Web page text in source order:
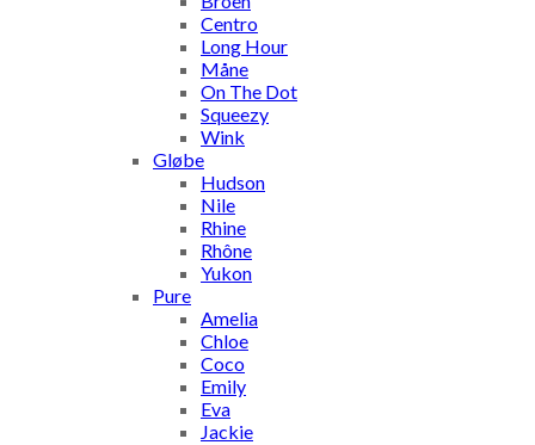
Centro
Long Hour
Måne
On The Dot
Squeezy
Wink
Gløbe
Hudson
Nile
Rhine
Rhône
Yukon
Pure
Amelia
Chloe
Coco
Emily
Eva
Jackie